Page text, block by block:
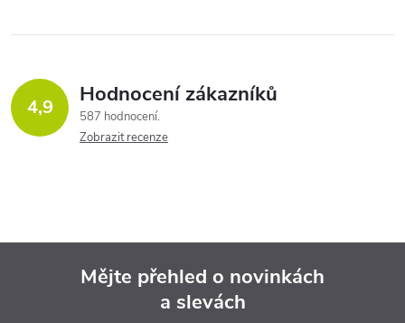
v
ý
p 4,9 Hodnocení zákazníků
587 hodnocení
Zobrazit recenze
Mějte přehled o novinkách
a slevách